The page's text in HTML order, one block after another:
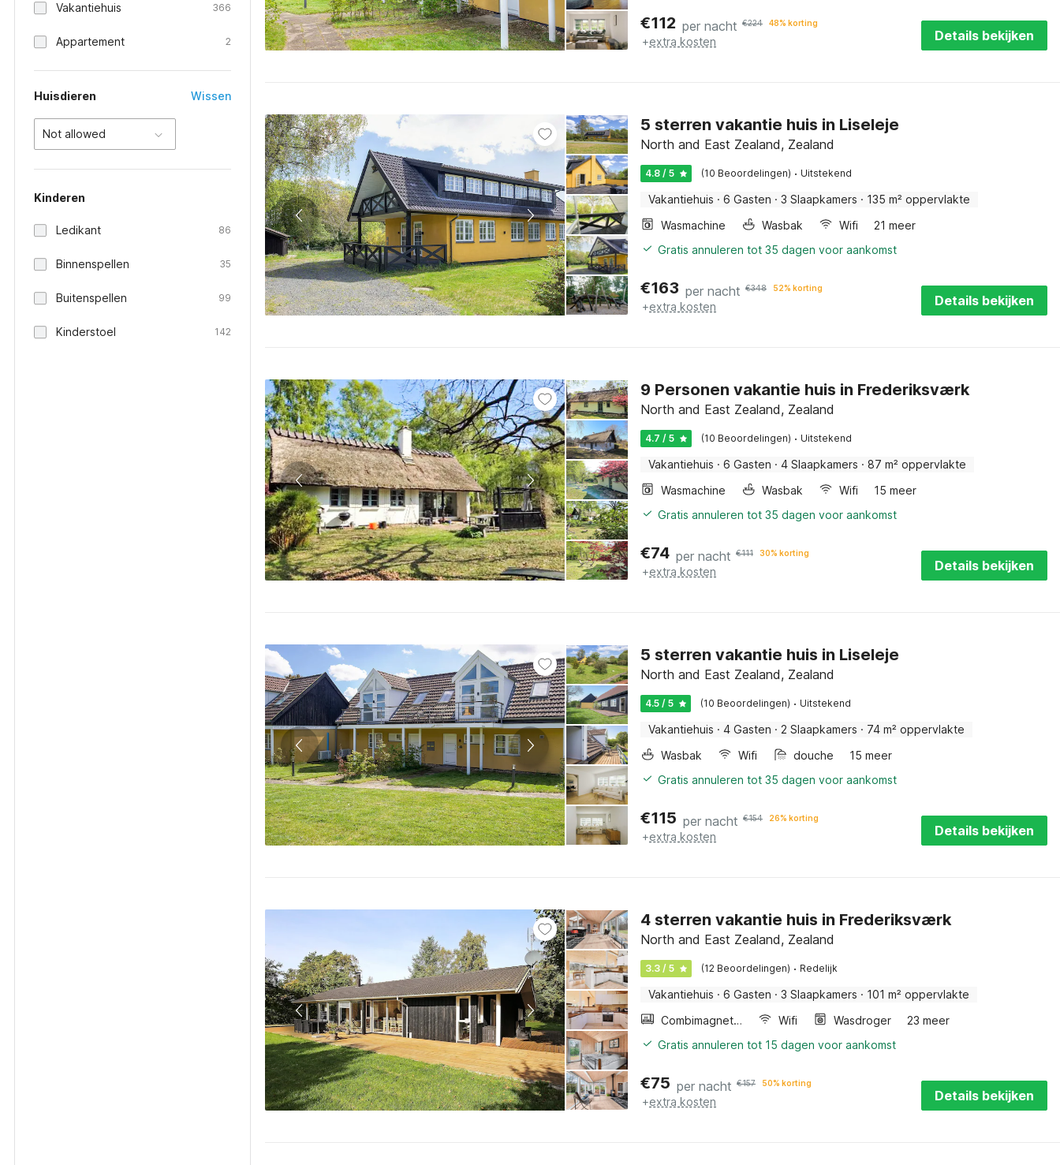
Vakantiehuis 366
Appartement 2
Huisdieren Wissen
Not allowed
Kinderen
Ledikant 86
Binnenspellen 35
Buitenspellen 99
Kinderstoel 142
€112 per nacht €224 48% korting
+extra kosten Details bekijken
5 sterren vakantie huis in Liseleje
North and East Zealand, Zealand
4.8 / 5 (10 Beoordelingen) · Uitstekend
Vakantiehuis · 6 Gasten · 3 Slaapkamers · 135 m² oppervlakte
Wasmachine
Wasbak Wifi
21 meer
Gratis annuleren tot 35 dagen voor aankomst
€163 per nacht €348 52% korting
+extra kosten Details bekijken
9 Personen vakantie huis in Frederiksværk
North and East Zealand, Zealand
4.7 / 5 (10 Beoordelingen) · Uitstekend
Vakantiehuis · 6 Gasten · 4 Slaapkamers · 87 m² oppervlakte
Wasmachine
Wasbak Wifi
15 meer
Gratis annuleren tot 35 dagen voor aankomst
€74 per nacht €111 30% korting
+extra kosten Details bekijken
5 sterren vakantie huis in Liseleje
North and East Zealand, Zealand
4.5 / 5 (10 Beoordelingen) · Uitstekend
Vakantiehuis · 4 Gasten · 2 Slaapkamers · 74 m² oppervlakte
Wasbak
Wifi douche
15 meer
Gratis annuleren tot 35 dagen voor aankomst
€115 per nacht €154 26% korting
+extra kosten Details bekijken
4 sterren vakantie huis in Frederiksværk
North and East Zealand, Zealand
3.3 / 5 (12 Beoordelingen) · Redelijk
Vakantiehuis · 6 Gasten · 3 Slaapkamers · 101 m² oppervlakte
Combimagnetron
Wifi Wasdroger
23 meer
Gratis annuleren tot 15 dagen voor aankomst
€75 per nacht €157 50% korting
+extra kosten Details bekijken